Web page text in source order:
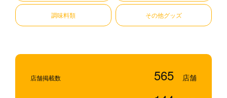
調味料類 その他グッズ
店舗掲載数 565